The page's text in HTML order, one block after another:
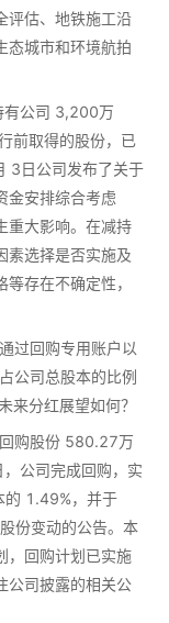
评估、地铁施工沿
态城市和环境航拍
公司 3,200万
前取得的股份，已
3日公司发布了关于
金安排综合考虑
重大影响。在减持
素选择是否实施及
存在不确定性，
回购专用账户以
公司总股本的比例
来分红展望如何？
购股份 580.27万
公司完成回购，实
的 1.49%，并于
份变动的公告。本
，回购计划已实施
公司披露的相关公